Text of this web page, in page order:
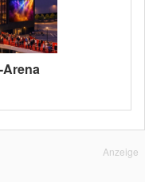
Arena
Anzeige